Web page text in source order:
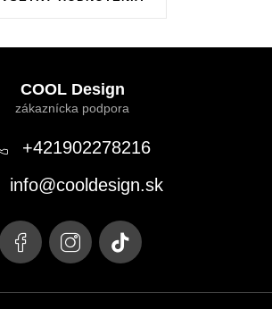
COOL Design
+421902278216
info@cooldesign.sk